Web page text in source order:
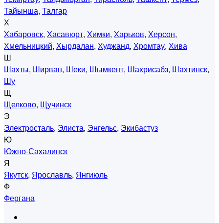
Тайынша, Талгар
Х
Хабаровск, Хасавюрт, Химки, Харьков, Херсон,
Хмельницкий, Хырдалан, Худжанд, Хромтау, Хива
Ш
Шахты, Ширван, Шеки, Шымкент, Шахрисабз, Шахтинск,
Шу
Щ
Щелково, Щучинск
Э
Электросталь, Элиста, Энгельс, Экибастуз
Ю
Южно-Сахалинск
Я
Якутск, Ярославль, Янгиюль
Ф
Фергана